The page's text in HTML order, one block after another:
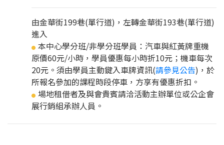
由金華街199巷(單行道)，左轉金華街193巷(單行道)
進入
● 本中心學分班/非學分班學員：汽車與紅黃牌重機
原價60元/小時，學員優惠每小時折10元；機車每次
20元。須由學員主動鍵入車牌資訊(請參見公告)，於
所報名參加的課程時段停車，方享有優惠折扣。
● 場地租借者及與會貴賓請洽活動主辦單位或公企會
展行銷組承辦人員。